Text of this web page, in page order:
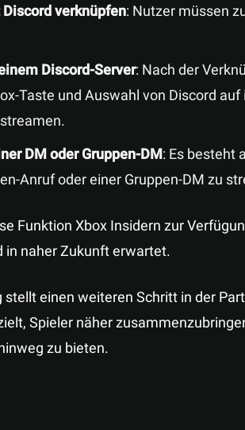
verknüpfen: Nutzer müssen
Discord-Server: Nach der
Taste und Auswahl von Discord
DM oder Gruppen-DM: Es besteht
Anruf oder einer Gruppen-DM zu
Funktion Xbox Insidern zur
in naher Zukunft erwartet.
stellt einen weiteren Schritt in der
Spieler näher
zu bieten.